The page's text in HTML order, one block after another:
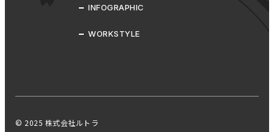
INFOGRAPHIC
WORKSTYLE
© 2025 株式会社ルトラ